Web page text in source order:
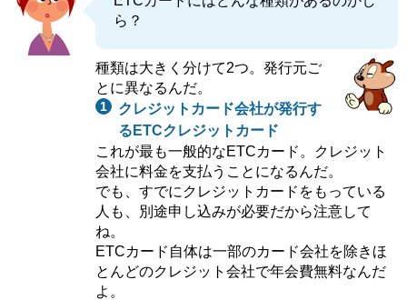
ら？
種類は大きく分けて2つ。発行元ご
とに異なるんだ。
クレジットカード会社が発行す
るETCクレジットカード
これが最も一般的なETCカード。クレジット
会社に料金を支払うことになるんだ。
でも、すでにクレジットカードをもっている
人も、別途申し込みが必要だから注意して
ね。
ETCカード自体は一部のカード会社を除きほ
とんどのクレジット会社で年会費無料なんだ
よ。